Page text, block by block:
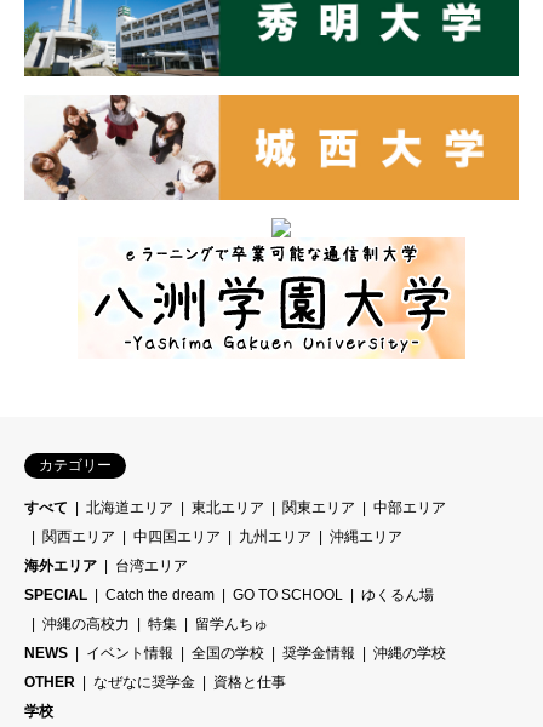
カテゴリー
すべて 北海道エリア 東北エリア 関東エリア
中部エリア
関西エリア
中四国エリア 九州エリア
沖縄エリア
海外エリア
台湾エリア
SPECIAL
Catch the dream GO TO SCHOOL
ゆくるん場
沖縄の高校力
特集
留学んちゅ
NEWS
イベント情報 全国の学校 奨学金情報
沖縄の学校
OTHER
なぜなに奨学金
資格と仕事
学校